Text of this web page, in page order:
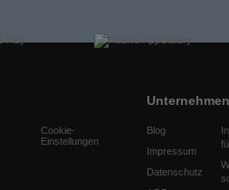
Cookie-
Einstellungen
Unternehmen
Blog
Impressum
Datenschutz